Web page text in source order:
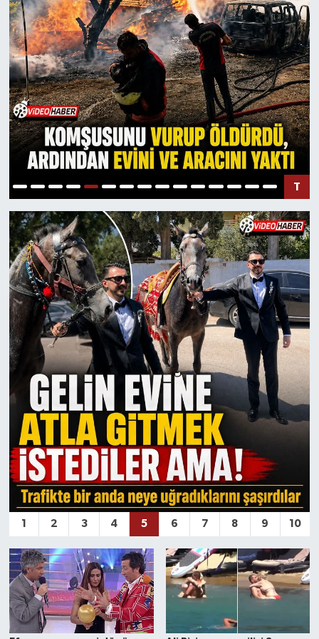
T
1 2 3 4 5 6 7 8 9 10
SAĞLIK
EĞİTİM
BÖLGE
KEŞFET
POPÜLER
TREND
MEDYA
OTOMOTİV
TEKNOLOJİ
YAŞAM
KÜLTÜR SANAT